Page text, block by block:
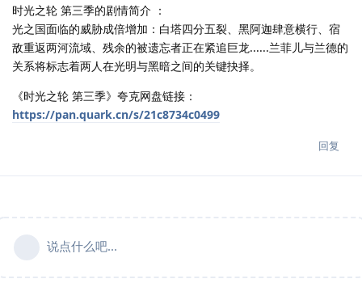
时光之轮 第三季的剧情简介 ：
光之国面临的威胁成倍增加：白塔四分五裂、黑阿迦肆意横行、宿
敌重返两河流域、残余的被遗忘者正在紧追巨龙......兰菲儿与兰德的
关系将标志着两人在光明与黑暗之间的关键抉择。
《时光之轮 第三季》夸克网盘链接：
https://pan.quark.cn/s/21c8734c0499
回复
说点什么吧...